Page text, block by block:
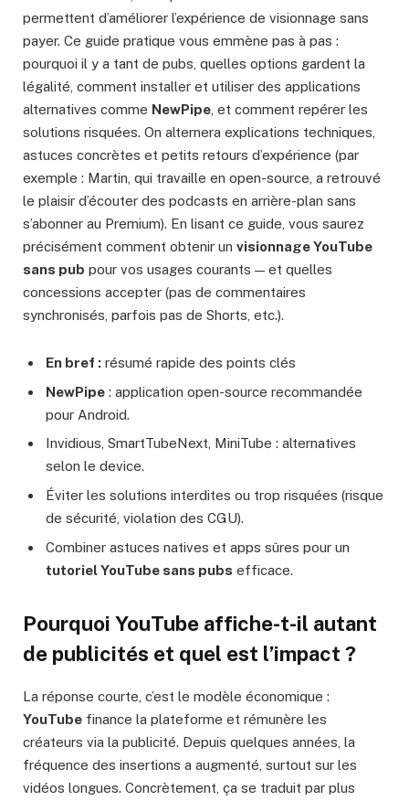
permettent d’améliorer l’expérience de visionnage sans
payer. Ce guide pratique vous emmène pas à pas :
pourquoi il y a tant de pubs, quelles options gardent la
légalité, comment installer et utiliser des applications
alternatives comme NewPipe , et comment repérer les
solutions risquées. On alternera explications techniques,
astuces concrètes et petits retours d’expérience (par
exemple : Martin, qui travaille en open-source, a retrouvé
le plaisir d’écouter des podcasts en arrière-plan sans
s’abonner au Premium). En lisant ce guide, vous saurez
précisément comment obtenir un visionnage YouTube
sans pub pour vos usages courants — et quelles
concessions accepter (pas de commentaires
synchronisés, parfois pas de Shorts, etc.).
En bref : résumé rapide des points clés
NewPipe : application open-source recommandée
pour Android.
Invidious, SmartTubeNext, MiniTube : alternatives
selon le device.
Éviter les solutions interdites ou trop risquées (risque
de sécurité, violation des CGU).
Combiner astuces natives et apps sûres pour un
tutoriel YouTube sans pubs efficace.
Pourquoi YouTube affiche-t-il autant
de publicités et quel est l’impact ?
La réponse courte, c’est le modèle économique :
YouTube finance la plateforme et rémunère les
créateurs via la publicité. Depuis quelques années, la
fréquence des insertions a augmenté, surtout sur les
vidéos longues. Concrètement, ça se traduit par plus